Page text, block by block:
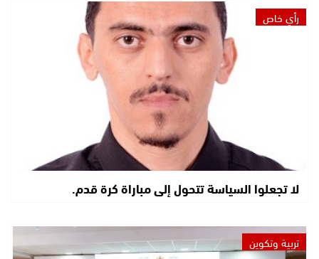
رأي خاص
لا تجعلوا السياسة تتحول إلى مباراة كرة قدم.
تربية وتكوين